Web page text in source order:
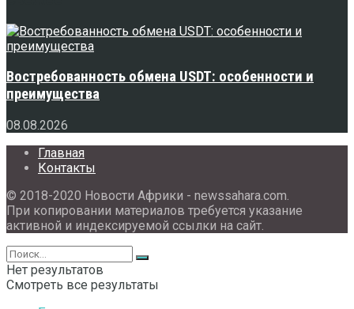
Востребованность обмена USDT: особенности и
преимущества
08.08.2026
Главная
Контакты
© 2018-2020 Новости Африки - newssahara.com.
При копировании материалов требуется указание
активной и индексируемой ссылки на сайт.
Нет результатов
Смотреть все результаты